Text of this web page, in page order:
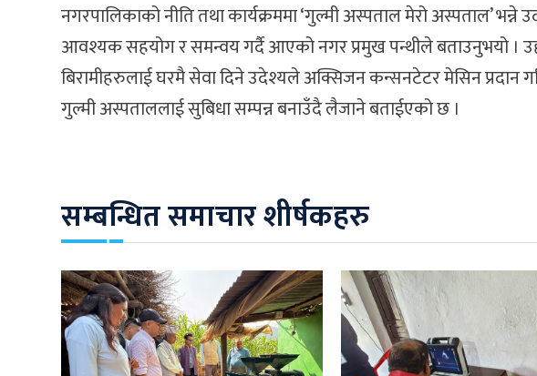
नगरपालिकाको नीति तथा कार्यक्रममा ‘गुल्मी अस्पताल मेरो अस्पताल’
आवश्यक सहयोग र समन्वय गर्दै आएको नगर प्रमुख पन्थीले बताउनुभयो ।
बिरामीहरुलाई घरमै सेवा दिने उदेश्यले अक्सिजन कन्सनटेटर मेसिन
गुल्मी अस्पताललाई सुबिधा सम्पन्न बनाउँदै लैजाने बताईएको छ ।
सम्बन्धित समाचार शीर्षकहरु